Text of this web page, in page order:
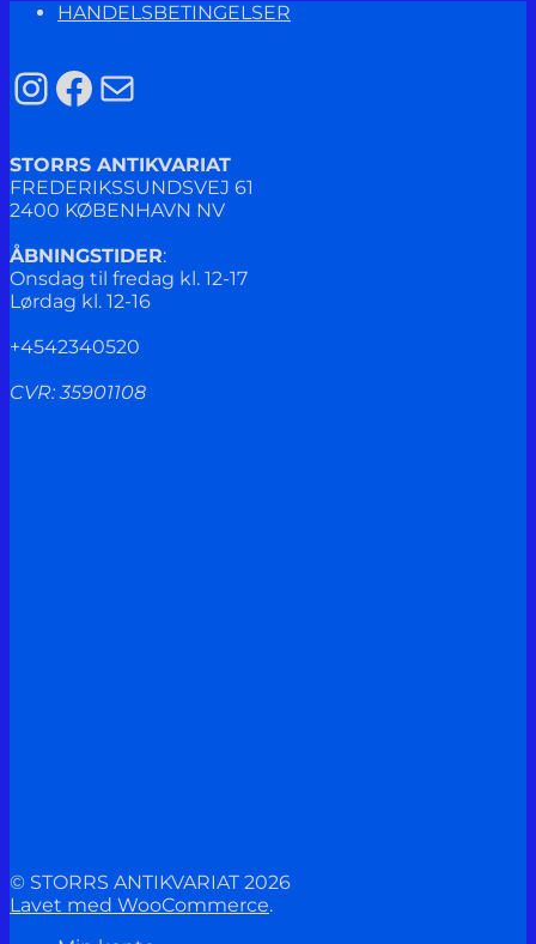
HANDELSBETINGELSER
Instagram
Facebook
Mail
STORRS ANTIKVARIAT
FREDERIKSSUNDSVEJ 61
2400 KØBENHAVN NV
ÅBNINGSTIDER:
Onsdag til fredag kl. 12-17
Lørdag kl. 12-16
+4542340520
CVR: 35901108
© STORRS ANTIKVARIAT 2026
Lavet med WooCommerce.